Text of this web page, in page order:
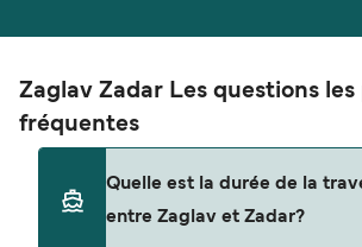
Zaglav Zadar Les questions les
fréquentes
Quelle est la durée de la
entre Zaglav et Zadar?